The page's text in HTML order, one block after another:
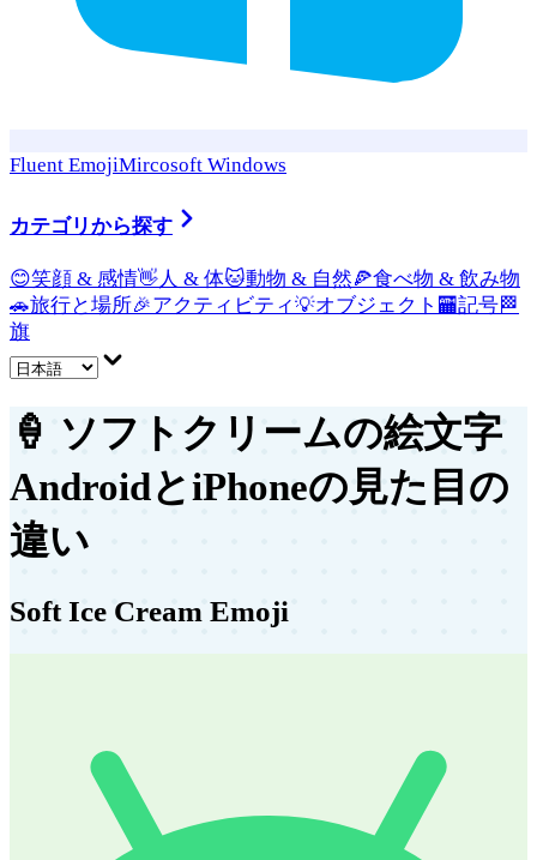
Fluent EmojiMircosoft Windows
カテゴリから探す
😊笑顔 & 感情👋 人 & 体🐱動物 & 自然🍕食べ物 & 飲み物
🚗旅行と場所🎉アクティビティ💡オブジェクト 🏧記号🏁
旗
🍦 ソフトクリームの絵文字
AndroidとiPhoneの見た目の
違い
Soft Ice Cream Emoji